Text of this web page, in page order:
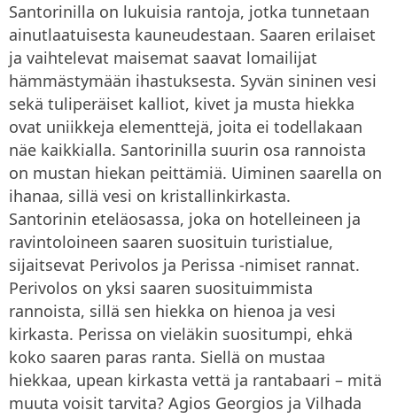
Santorinilla on lukuisia rantoja, jotka tunnetaan
ainutlaatuisesta kauneudestaan. Saaren erilaiset
ja vaihtelevat maisemat saavat lomailijat
hämmästymään ihastuksesta. Syvän sininen vesi
sekä tuliperäiset kalliot, kivet ja musta hiekka
ovat uniikkeja elementtejä, joita ei todellakaan
näe kaikkialla. Santorinilla suurin osa rannoista
on mustan hiekan peittämiä. Uiminen saarella on
ihanaa, sillä vesi on kristallinkirkasta.
Santorinin eteläosassa, joka on hotelleineen ja
ravintoloineen saaren suosituin turistialue,
sijaitsevat Perivolos ja Perissa -nimiset rannat.
Perivolos on yksi saaren suosituimmista
rannoista, sillä sen hiekka on hienoa ja vesi
kirkasta. Perissa on vieläkin suositumpi, ehkä
koko saaren paras ranta. Siellä on mustaa
hiekkaa, upean kirkasta vettä ja rantabaari – mitä
muuta voisit tarvita? Agios Georgios ja Vilhada